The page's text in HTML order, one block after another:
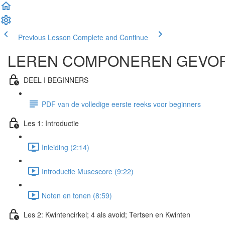
Previous Lesson Complete and Continue
LEREN COMPONEREN
DEEL I BEGINNERS
PDF van de volledige eerste reeks voor beginners
Les 1: Introductie
Inleiding (2:14)
Introductie Musescore (9:22)
Noten en tonen (8:59)
Les 2: Kwintencirkel; 4 als avoid; Tertsen en Kwinten